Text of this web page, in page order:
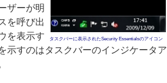
タスクバーに表示されたSecurity Essentialsのアイコン
ザーが明
を呼び出
を表示す
示すのはタスクバーのインジケータア